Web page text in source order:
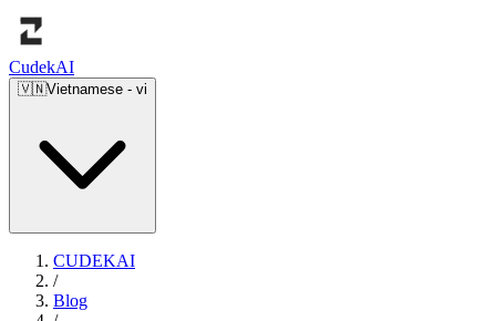
CudekAI
🇻🇳Vietnamese - vi
CUDEKAI
/
Blog